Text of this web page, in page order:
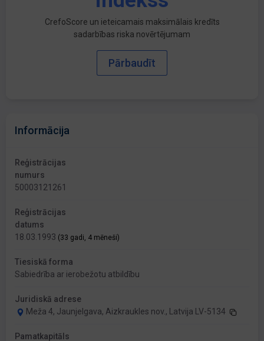
CrefoScore un ieteicamais maksimālais kredīts
sadarbības riska novērtējumam
Pārbaudīt
Informācija
Reģistrācijas
numurs
50003121261
Reģistrācijas
datums
18.03.1993 (33 gadi, 4 mēneši)
Tiesiskā forma
Sabiedrība ar ierobežotu atbildību
Juridiskā adrese
Meža 4, Jaunjelgava, Aizkraukles nov., Latvija LV-5134
Pamatkapitāls